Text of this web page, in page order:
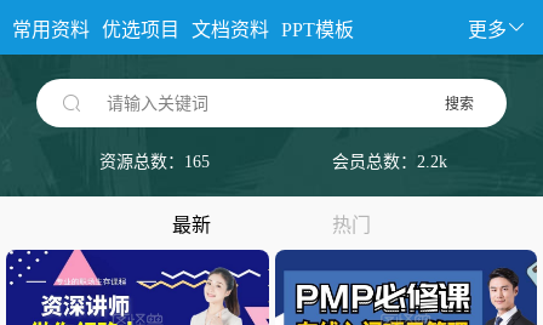
常用资料 优选项目 文档资料 PPT模板 更多
请输入关键词 搜索
资源总数：165 会员总数：2.2k
最新 热门